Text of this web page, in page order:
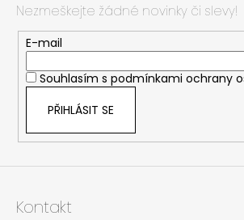
Nezmeškejte žádné novinky či slevy!
E-mail
Souhlasím s podmínkami ochrany
PŘIHLÁSIT SE
Kontakt